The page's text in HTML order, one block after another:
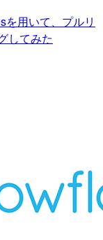
用いて、プルリ
してみた